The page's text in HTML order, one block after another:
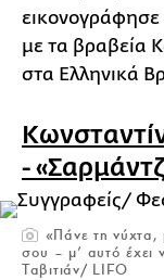
με τα βραβεία
στα Ελληνικά
-
«Πάνε τη
σου – μ’ αυτό έχει
Ταβιτιάν/ LIFO